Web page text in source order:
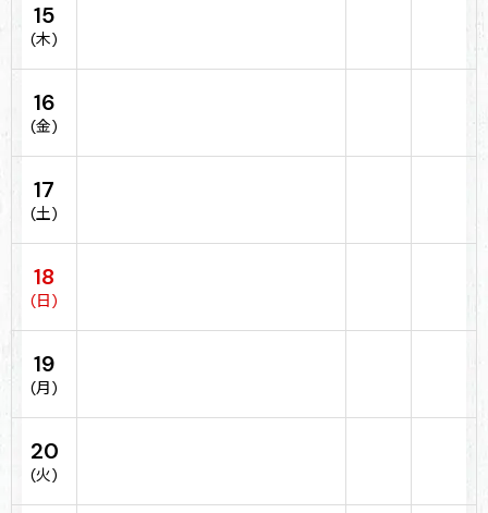
15
(木)
16
(金)
17
(土)
18
(日)
19
(月)
20
(火)